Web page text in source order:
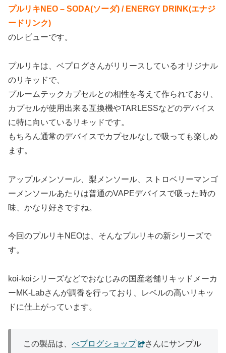
プルリキNEO – SODA(ソーダ) / ENERGY DRINK(エナジ
ードリンク)
のレビューです。
プルリキは、ベプログさんがリリースしているオリジナル
のリキッドで、
プルームテックカプセルとの相性を考えて作られており、
カプセルが使用出来る互換機やTARLESSなどのデバイス
に特に向いているリキッドです。
もちろん通常のデバイスでカプセルなしで吸っても楽しめ
ます。
アップルメンソール、梨メンソール、ストロベリーマンゴ
ーメンソールあたりは普通のVAPEデバイスで吸った時の
味、かなり好きですね。
今回のプルリキNEOは、そんなプルリキの新シリーズで
す。
koi-koiシリーズなどでおなじみの国産老舗リキッドメーカ
ーMK-Labさんが調香を行っており、レベルの高いリキッ
ドに仕上がっています。
この製品は、 べプログショップ
さんにサンプル